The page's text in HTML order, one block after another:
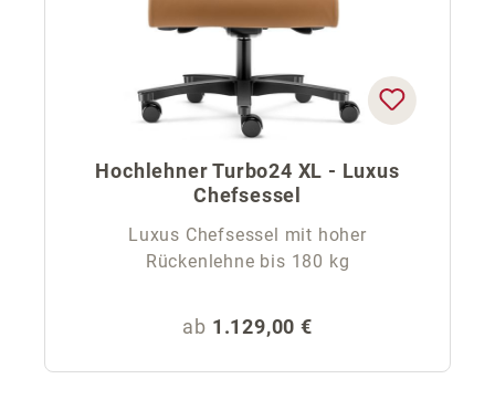
Hochlehner Turbo24 XL - Luxus
Chefsessel
Luxus Chefsessel mit hoher
Rückenlehne bis 180 kg
Regulärer Preis:
ab 1.129,00 €